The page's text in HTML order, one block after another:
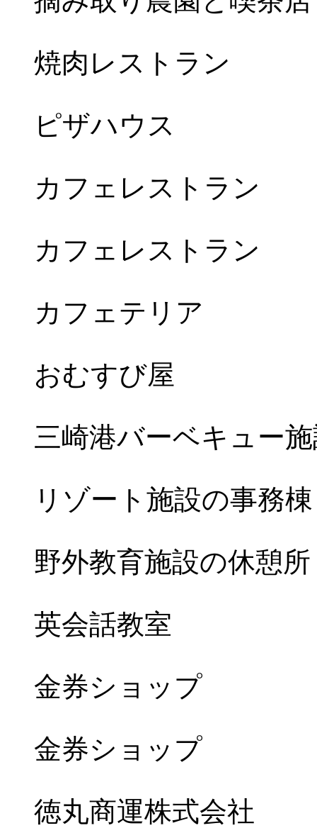
焼肉レストラン
ピザハウス
カフェレストラン
カフェレストラン
カフェテリア
おむすび屋
三崎港バーベキュー
リゾート施設の事務棟
野外教育施設の休憩所
英会話教室
金券ショップ
金券ショップ
徳丸商運株式会社